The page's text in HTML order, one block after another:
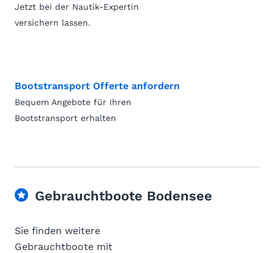
Jetzt bei der Nautik-Expertin
versichern lassen.
Bootstransport Offerte anfordern
Bequem Angebote für Ihren
Bootstransport erhalten
Gebrauchtboote Bodensee
Sie finden weitere
Gebrauchtboote mit